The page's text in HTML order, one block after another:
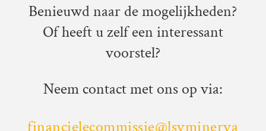
Benieuwd naar de mogelijkheden?
Of heeft u zelf een interessant
voorstel?
Neem contact met ons op via:
financielecommissie@lsvminerva